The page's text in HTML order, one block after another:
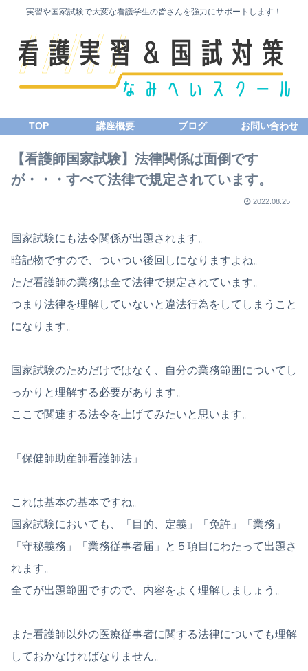
実習や国家試験で大変な看護学生の皆さんを強力にサポートします！
TOP 講座概要 ブログ お問い合わせ
【看護師国家試験】法律関係は面倒です
が・・・すべて法律で規定されています。
2022.08.25
国家試験にも法令関係が出題されます。
暗記物ですので、ついつい後回しになりますよね。
ただ看護師の業務は全て法律で規定されています。
つまり法律を理解していないと違法行為をしてしまうこと
になります。
国家試験のためだけではなく、自分の業務範囲についてし
っかりと理解する必要があります。
ここで関連する法令を上げてみたいと思います。
「保健師助産師看護師法」
これは基本の基本ですね。
国家試験においても、「目的、定義」「免許」「業務」
「守秘義務」「業務従事者届」と５項目にわたって出題さ
れます。
全てが出題範囲ですので、内容をよく理解しましょう。
また看護師以外の医療従事者に関する法律についても理解
しておかなければなりません。